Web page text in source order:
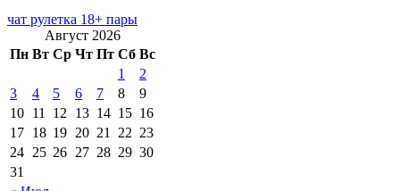
чат рулетка 18+ пары
Август 2026
Пн Вт Ср Чт Пт Сб Вс
1
2
3
4 5 6 7 8
9
10 11 12 13 14 15 16
17 18 19 20 21 22 23
24 25 26 27 28 29 30
31